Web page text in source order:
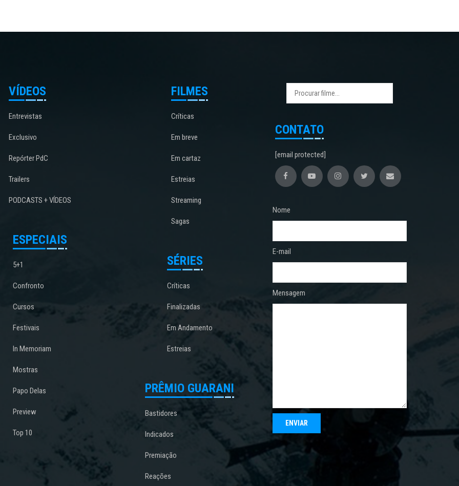
VÍDEOS
Entrevistas
Exclusivo
Repórter PdC
Trailers
PODCASTS + VÍDEOS
ESPECIAIS
5+1
Confronto
Cursos
Festivais
In Memoriam
Mostras
Papo Delas
Preview
Top 10
FILMES
Críticas
Em breve
Em cartaz
Estreias
Streaming
Sagas
SÉRIES
Críticas
Finalizadas
Em Andamento
Estreias
PRÊMIO GUARANI
Bastidores
Indicados
Premiação
Reações
CONTATO
[email protected]
Nome
E-mail
Mensagem